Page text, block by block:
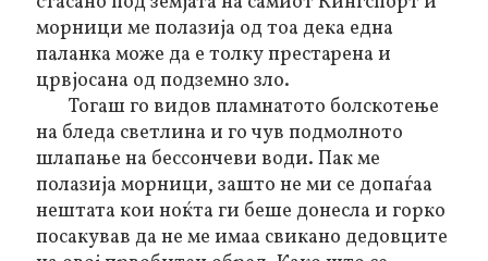
морнициме полазија од тоа дека една
паланка може да е толку престарена и
црвјосана од подземно зло.
Тогаш го видов пламнатото болскотење
на бледа светлина и го чув подмолното
шлапање на бессончеви води. Пак ме
полазија морници, зашто не ми се допаѓаа
нештата кои ноќта ги беше донесла и горко
посакував да не ме имаа свикано дедовците